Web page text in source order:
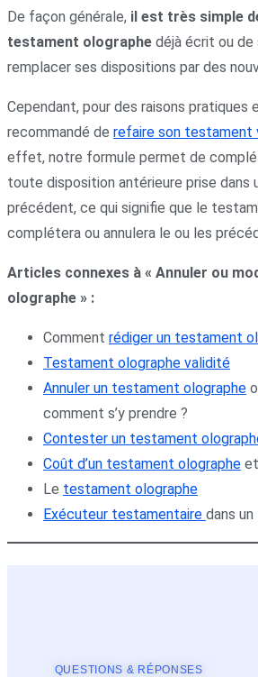
De façon générale, il est très simple
testament olographe déjà écrit ou de
remplacer ses dispositions par des
Cependant, pour des raisons pratiques
recommandé de refaire son testament
effet, notre formule permet de
toute disposition antérieure prise dans
précédent, ce qui signifie que le
complétera ou annulera le ou les
Articles connexes à « Annuler ou
olographe » :
Comment rédiger un testament
Testament olographe validité
Annuler un testament olographe
comment s’y prendre ?
Contester un testament
Coût d’un testament olographe
Le testament olographe
Exécuteur testamentaire dans
QUESTIONS & RÉPONSES